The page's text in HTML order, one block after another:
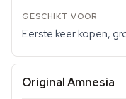
Eerste keer kopen,
Original Amnesia